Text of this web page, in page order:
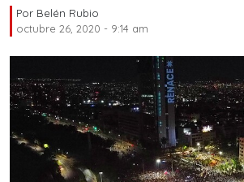
Por Belén Rubio
octubre 26, 2020 - 9:14 am